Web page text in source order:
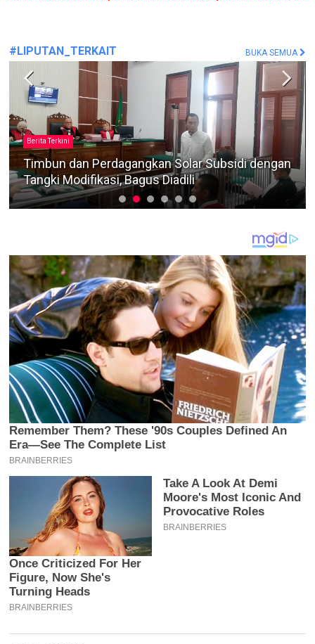
#LIPUTAN_TERKAIT BUKA SEMUA
Berita Terkini
Timbun dan Perdagangkan Solar Subsidi dengan
Tangki Modifikasi, Bagus Diadili